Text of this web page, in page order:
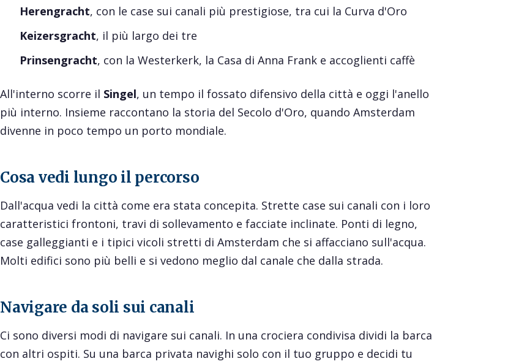
Herengracht, con le case sui canali più prestigiose, tra cui la Curva d'Oro
Keizersgracht, il più largo dei tre
Prinsengracht, con la Westerkerk, la Casa di Anna Frank e accoglienti caffè
All'interno scorre il Singel, un tempo il fossato difensivo della città e oggi l'anello
più interno. Insieme raccontano la storia del Secolo d'Oro, quando Amsterdam
divenne in poco tempo un porto mondiale.
Cosa vedi lungo il percorso
Dall'acqua vedi la città come era stata concepita. Strette case sui canali con i loro
caratteristici frontoni, travi di sollevamento e facciate inclinate. Ponti di legno,
case galleggianti e i tipici vicoli stretti di Amsterdam che si affacciano sull'acqua.
Molti edifici sono più belli e si vedono meglio dal canale che dalla strada.
Navigare da soli sui canali
Ci sono diversi modi di navigare sui canali. In una crociera condivisa dividi la barca
con altri ospiti. Su una barca privata navighi solo con il tuo gruppo e decidi tu